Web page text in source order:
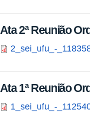
Ata 2ª Reunião
2_sei_ufu_-
Ata 1ª Reunião
1_sei_ufu_-